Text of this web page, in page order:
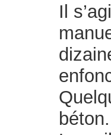
Il
béton.